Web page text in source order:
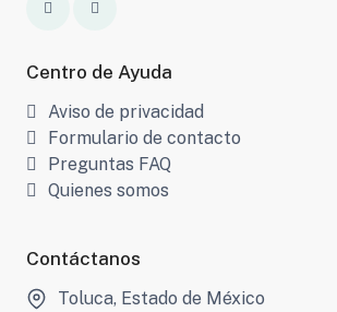
Centro de Ayuda
Aviso de privacidad
Formulario de contacto
Preguntas FAQ
Quienes somos
Contáctanos
Toluca, Estado de México